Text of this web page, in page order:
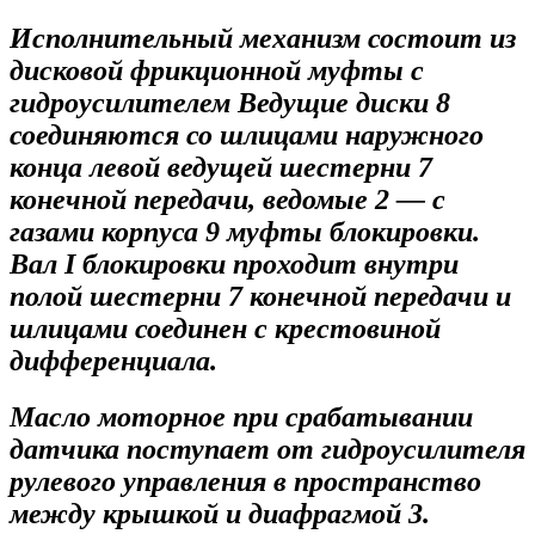
Исполнительный механизм состоит из
дисковой фрикционной муфты с
гидроусилителем Ведущие диски 8
соединяются со шлицами наружного
конца левой ведущей шестерни 7
конечной передачи, ведомые 2 — с
газами корпуса 9 муфты блокировки.
Вал I блокировки проходит внутри
полой шестерни 7 конечной передачи и
шлицами соединен с крестовиной
дифференциала.
Масло моторное при срабатывании
датчика поступает от гидроусилителя
рулевого управления в пространство
между крышкой и диафрагмой 3.